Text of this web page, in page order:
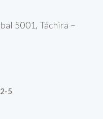
5001, Táchira –
5